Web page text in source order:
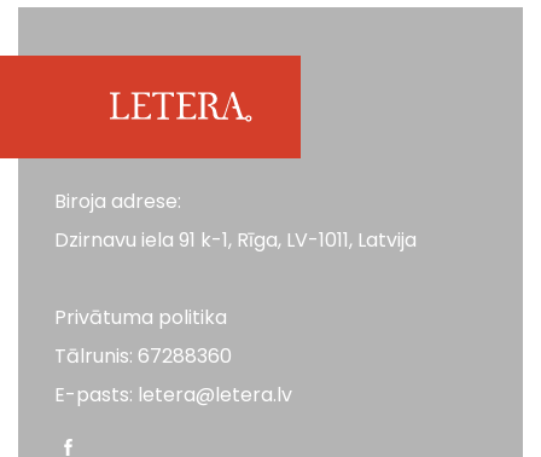
Biroja adrese:
Dzirnavu iela 91 k-1, Rīga, LV-1011, Latvija
Privātuma politika
Tālrunis: 67288360
E-pasts: letera@letera.lv